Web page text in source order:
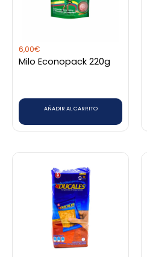
6,00€
Milo Econopack 220g
AÑADIR AL CARRITO